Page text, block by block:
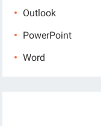
Outlook
PowerPoint
Word